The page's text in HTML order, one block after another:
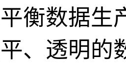
衡数据生
、透明的